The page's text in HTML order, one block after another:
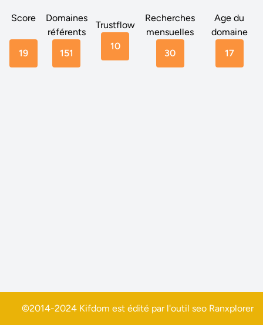
Score
19
Domaines
référents
151
Trustflow
10
Recherches
mensuelles
30
Age du
domaine
17
©2014-2024 Kifdom est édité par l'outil seo Ranxplorer